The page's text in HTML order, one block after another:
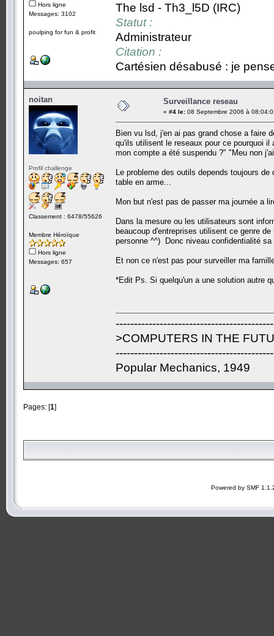
Hors ligne
Messages: 3102
poulping for fun & profit
The lsd - Th3_l5D (IRC)
Statut :
Administrateur
Citation :
Cartésien désabusé : je
noitan
Profil challenge
Classement : 6478/55626
Membre Héroïque
Hors ligne
Messages: 657
Surveillance reseau
« #4 le: 08 Septembre 2006 à
Bien vu lsd, j'en ai pas grand chose a faire
qu'ils utilisent le reseaux pour ce pourquoi
mon compte a été suspendu ?" "Meu non
Le probleme des outils depends toujours
table en arme...
Mon but n'est pas de passer ma journée a
Dans la mesure ou les utilisateurs sont
beaucoup d'entreprises utilisent ce genre
personne ^^) Donc niveau confidentialité sa
Et non ce n'est pas pour surveiller ma
*Edit Ps. Si quelqu'un a une solution autre
>COMPUTERS IN THE
Popular Mechanics, 1949
Pages: [1]
Powered by SMF